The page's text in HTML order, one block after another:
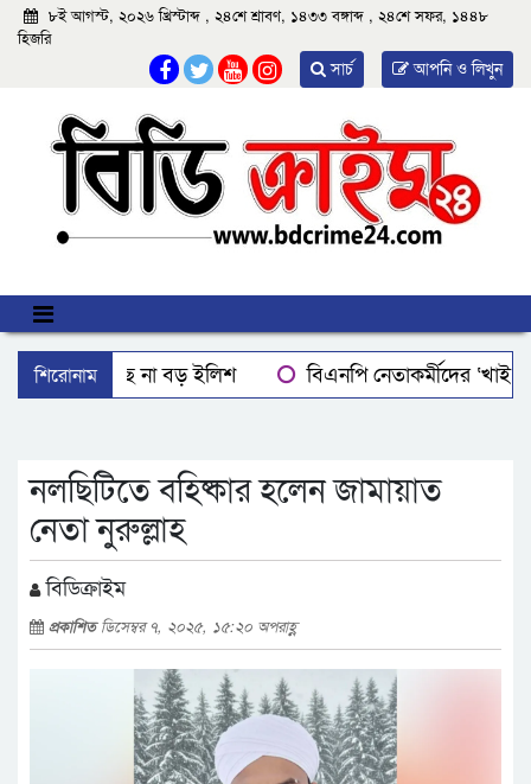
৮ই আগস্ট, ২০২৬ খ্রিস্টাব্দ , ২৪শে শ্রাবণ, ১৪৩৩ বঙ্গাব্দ , ২৪শে সফর, ১৪৪৮
হিজরি
আপনি ও লিখুন
সার্চ
শিরোনাম
বরিশালে মিলছে না বড় ইলিশ
বিএনপি নেতাকর্মীদের ‘খাই
নলছিটিতে বহিষ্কার হলেন জামায়াত
নেতা নুরুল্লাহ
বিডিক্রাইম
প্রকাশিতডিসেম্বর ৭, ২০২৫, ১৫:২০ অপরাহ্ণ